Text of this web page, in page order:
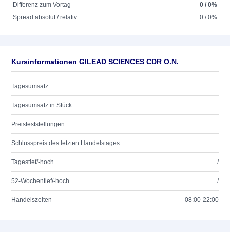
Differenz zum Vortag
0 / 0%
Spread absolut / relativ
0 / 0%
Kursinformationen GILEAD SCIENCES CDR O.N.
Tagesumsatz
Tagesumsatz in Stück
Preisfeststellungen
Schlusspreis des letzten Handelstages
Tagestief/-hoch /
52-Wochentief/-hoch /
Handelszeiten 08:00-22:00